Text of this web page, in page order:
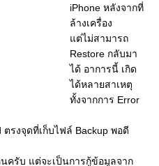
iPhone หลังจากที่
ล้างเครื่อง
แต่ไม่สามารถ
Restore กลับมา
ได้ อาการนี้ เกิด
ได้หลายสาเหตุ
ทั้งจากการ Error
รงจุดที่เก็บไฟล์ Backup พอดี
ครับ แต่จะเป็นการกู้ข้อมูลจาก